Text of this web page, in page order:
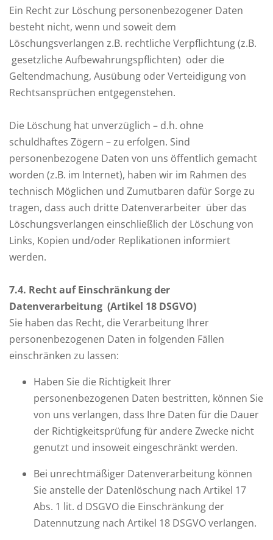
Ein Recht zur Löschung personenbezogener Daten
besteht nicht, wenn und soweit dem
Löschungsverlangen z.B. rechtliche Verpflichtung (z.B.
gesetzliche Aufbewahrungspflichten) oder die
Geltendmachung, Ausübung oder Verteidigung von
Rechtsansprüchen entgegenstehen.
Die Löschung hat unverzüglich – d.h. ohne
schuldhaftes Zögern – zu erfolgen. Sind
personenbezogene Daten von uns öffentlich gemacht
worden (z.B. im Internet), haben wir im Rahmen des
technisch Möglichen und Zumutbaren dafür Sorge zu
tragen, dass auch dritte Datenverarbeiter über das
Löschungsverlangen einschließlich der Löschung von
Links, Kopien und/oder Replikationen informiert
werden.
7.4. Recht auf Einschränkung der
Datenverarbeitung (Artikel 18 DSGVO)
Sie haben das Recht, die Verarbeitung Ihrer
personenbezogenen Daten in folgenden Fällen
einschränken zu lassen:
Haben Sie die Richtigkeit Ihrer
personenbezogenen Daten bestritten, können Sie
von uns verlangen, dass Ihre Daten für die Dauer
der Richtigkeitsprüfung für andere Zwecke nicht
genutzt und insoweit eingeschränkt werden.
Bei unrechtmäßiger Datenverarbeitung können
Sie anstelle der Datenlöschung nach Artikel 17
Abs. 1 lit. d DSGVO die Einschränkung der
Datennutzung nach Artikel 18 DSGVO verlangen.